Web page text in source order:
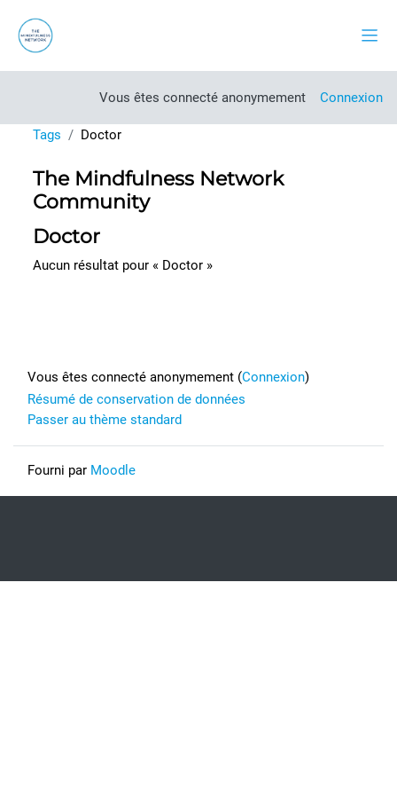
Vous êtes connecté anonymement Connexion
Tags Doctor
The Mindfulness Network
Community
Doctor
Aucun résultat pour « Doctor »
Vous êtes connecté anonymement (Connexion)
Résumé de conservation de données
Passer au thème standard
Fourni par Moodle